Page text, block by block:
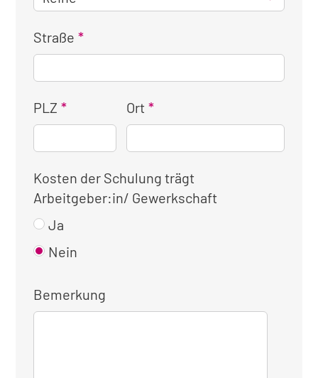
Straße
PLZ Ort
Kosten der Schulung trägt
Arbeitgeber:in/ Gewerkschaft
Ja
Nein
Bemerkung